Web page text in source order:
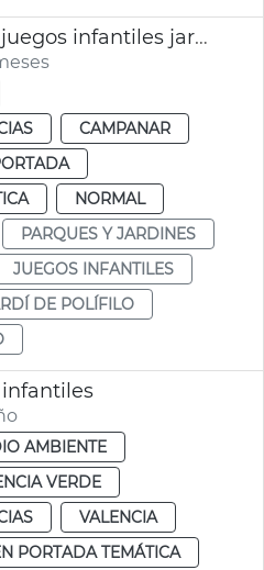
Obras renovación juegos infantiles jardín Polífilo
CAMPANAR
NORMAL
PARQUES Y JARDINES
JUEGOS INFANTILES
DE POLÍFILO
AMBIENTE
VERDE
VALENCIA
PORTADA TEMÁTICA